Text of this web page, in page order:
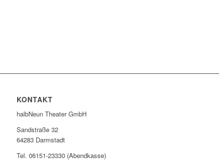
KONTAKT
halbNeun Theater GmbH
Sandstraße 32
64283 Darmstadt
Tel. 06151-23330 (Abendkasse)